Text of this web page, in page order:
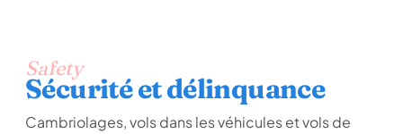
Safety
Sécurité et délinquance
Cambriolages, vols dans les véhicules et vols de